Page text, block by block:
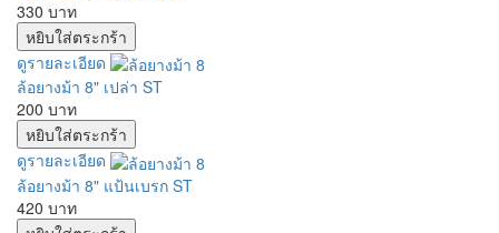
330 บาท
ดูรายละเอียด
ล้อยางม้า 8" เปล่า ST
200 บาท
ดูรายละเอียด
ล้อยางม้า 8" แป้นเบรก ST
420 บาท